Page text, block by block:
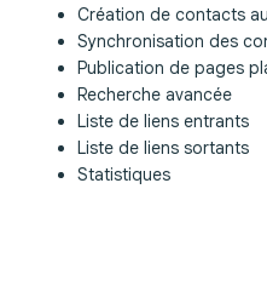
Création de contacts
Synchronisation des
Publication de pages
Recherche avancée
Liste de liens entrants
Liste de liens sortants
Statistiques